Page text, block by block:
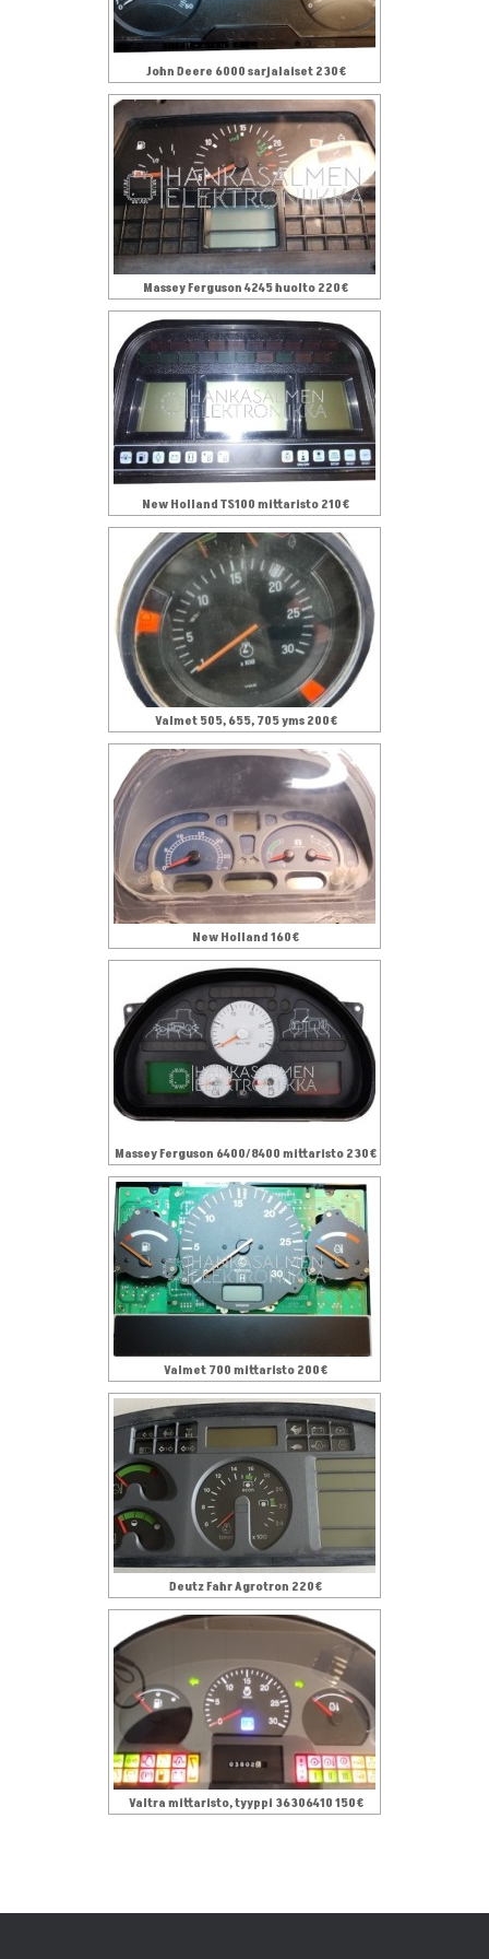
John Deere 6000 sarjalaiset 230€
Massey Ferguson 4245 huolto 220€
New Holland TS100 mittaristo 210€
Valmet 505, 655, 705 yms 200€
New Holland 160€
Massey Ferguson 6400/8400 mittaristo 230€
Valmet 700 mittaristo 200€
Deutz Fahr Agrotron 220€
Valtra mittaristo, tyyppi 36306410 150€